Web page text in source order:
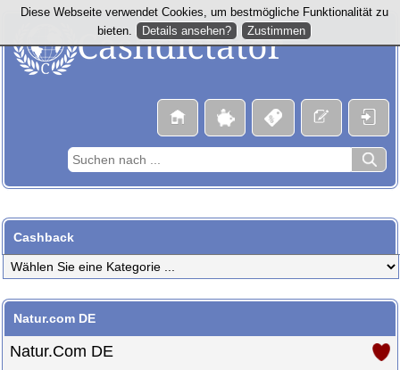
Cashback
Natur.com DE
Natur.com DE
Diese Webseite verwendet Cookies, um bestmögliche Funktionalität zu
bieten.
Details ansehen? Zustimmen